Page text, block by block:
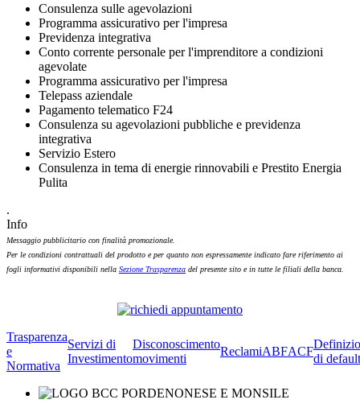
Consulenza sulle agevolazioni
Programma assicurativo per l'impresa
Previdenza integrativa
Conto corrente personale per l'imprenditore a condizioni
agevolate
Programma assicurativo per l'impresa
Telepass aziendale
Pagamento telematico F24
Consulenza su agevolazioni pubbliche e previdenza
integrativa
Servizio Estero
Consulenza in tema di energie rinnovabili e Prestito Energia
Pulita
.
Info
Messaggio pubblicitario con finalità promozionale.
Per le condizioni contrattuali del prodotto e per quanto non espressamente indicato fare riferimento ai
fogli informativi disponibili nella Sezione Trasparenza del presente sito e in tutte le filiali della banca.
Trasparenza
e
Normativa
Servizi di
Investimento
Disconoscimento
movimenti
ReclamiABFACF
di default